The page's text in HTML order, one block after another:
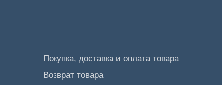
Покупка, доставка и оплата товара
Возврат товара